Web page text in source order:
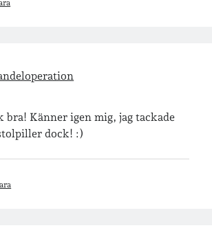
bra! Känner igen mig, jag tackade
dock! :)